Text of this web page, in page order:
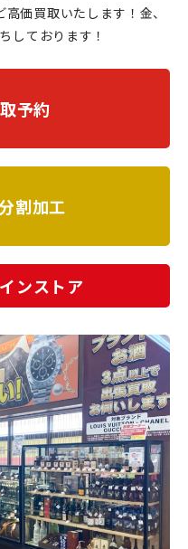
価買取いたします！金、
しております！
予約
割加工
ンストア